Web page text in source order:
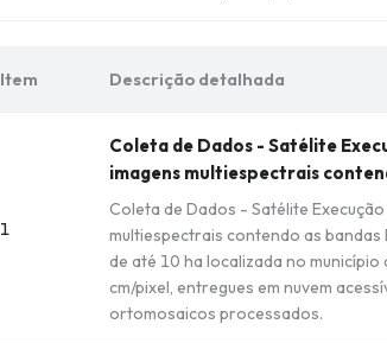
Item Descrição detalhada
1
Coleta de Dados - Satélite
imagens multiespectrais
Coleta de Dados - Satélite
multiespectrais contendo as bandas
de até 10 ha localizada no município
cm/pixel, entregues em nuvem
ortomosaicos processados.